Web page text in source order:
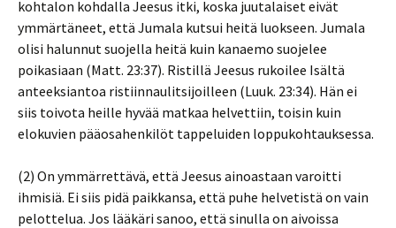
kohtalon kohdalla Jeesus itki, koska juutalaiset eivät
ymmärtäneet, että Jumala kutsui heitä luokseen. Jumala
olisi halunnut suojella heitä kuin kanaemo suojelee
poikasiaan (Matt. 23:37). Ristillä Jeesus rukoilee Isältä
anteeksiantoa ristiinnaulitsijoilleen (Luuk. 23:34). Hän ei
siis toivota heille hyvää matkaa helvettiin, toisin kuin
elokuvien pääosahenkilöt tappeluiden loppukohtauksessa.
(2) On ymmärrettävä, että Jeesus ainoastaan varoitti
ihmisiä. Ei siis pidä paikkansa, että puhe helvetistä on vain
pelottelua. Jos lääkäri sanoo, että sinulla on aivoissa